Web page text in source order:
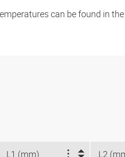
can be found in
L1 (mm) L2